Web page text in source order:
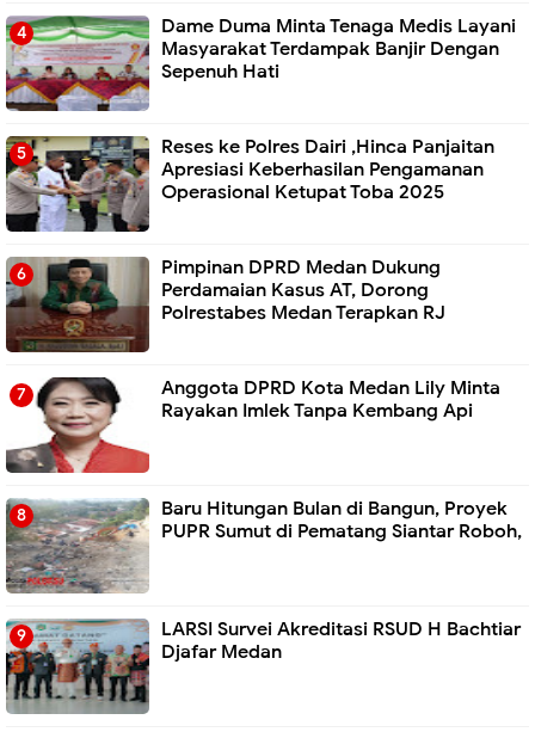
Dame Duma Minta Tenaga Medis Layani
Masyarakat Terdampak Banjir Dengan
Sepenuh Hati
Reses ke Polres Dairi ,Hinca Panjaitan
Apresiasi Keberhasilan Pengamanan
Operasional Ketupat Toba 2025
Pimpinan DPRD Medan Dukung
Perdamaian Kasus AT, Dorong
Polrestabes Medan Terapkan RJ
Anggota DPRD Kota Medan Lily Minta
Rayakan Imlek Tanpa Kembang Api
Baru Hitungan Bulan di Bangun, Proyek
PUPR Sumut di Pematang Siantar Roboh,
LARSI Survei Akreditasi RSUD H Bachtiar
Djafar Medan